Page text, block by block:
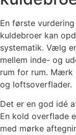
En første
kuldebroer kan
systematik. Vælg
mellem inde- og
rum for rum. Mærk
og loftsoverflader.
Det er en god idé
En kold overflade
med mørke